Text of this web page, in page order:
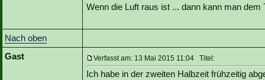
Wenn die Luft raus ist ... dann kann man
Nach oben
Gast
Verfasst am: 13 Mai 2015 11:04 Titel:
Ich habe in der zweiten Halbzeit frühzeitig